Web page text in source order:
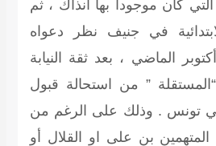
كان موجودا بها آنذاك ، ثم
في جنيف نظر دعواه
الماضي ، بعد ثقة النيابة
” من استحالة قبول
تونس . وذلك على الرغم من
بن على او القلال أو